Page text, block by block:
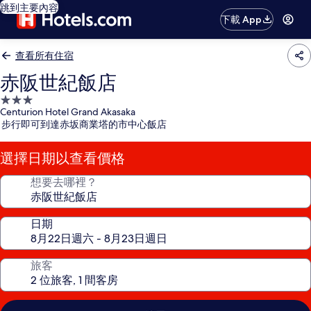
跳到主要內容
下載 App
查看所有住宿
赤阪世紀飯店
3.0
星
級
住
宿
Centurion Hotel Grand Akasaka
步行即可到達赤坂商業塔的市中心飯店
選擇日期以查看價格
想要去哪裡？
日期
旅客